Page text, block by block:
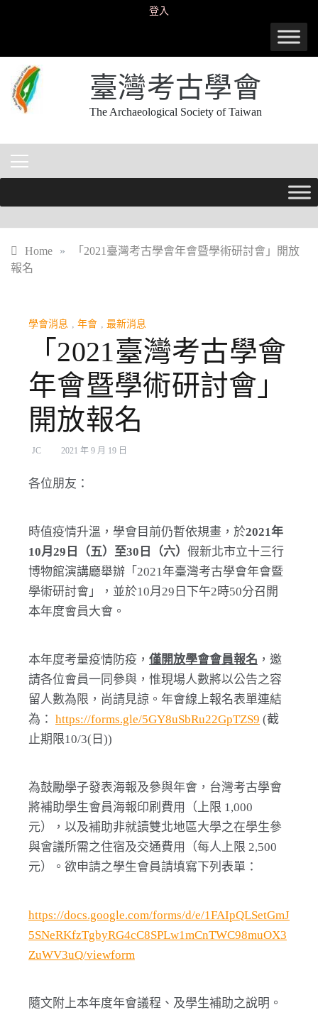
登入
臺灣考古學會
The Archaeological Society of Taiwan
Home »
「2021臺灣考古學會年會暨學術研討會」開放
報名
學會消息 年會 最新消息
「2021臺灣考古學會
年會暨學術研討會」
開放報名
JC 2021 年 9 月 19 日
各位朋友：
時值疫情升溫，學會目前仍暫依規畫，於2021年
10月29日（五）至30日（六） 假新北市立十三行
博物館演講廳舉辦「2021年臺灣考古學會年會暨
學術研討會」，並於10月29日下午2時50分召開
本年度會員大會。
本年度考量疫情防疫， 僅開放學會會員報名 ，邀
請各位會員一同參與，惟現場人數將以公告之容
留人數為限，尚請見諒。年會線上報名表單連結
為： https://forms.gle/5GY8uSbRu22GpTZS9 (截
止期限10/3(日))
為鼓勵學子發表海報及參與年會，台灣考古學會
將補助學生會員海報印刷費用（上限 1,000
元），以及補助非就讀雙北地區大學之在學生參
與會議所需之住宿及交通費用（每人上限 2,500
元）。欲申請之學生會員請填寫下列表單：
https://docs.google.com/forms/d/e/1FAIpQLSetGmJ
5SNeRKfzTgbyRG4cC8SPLw1mCnTWC98muOX3
ZuWV3uQ/viewform
隨文附上本年度年會議程、及學生補助之說明。